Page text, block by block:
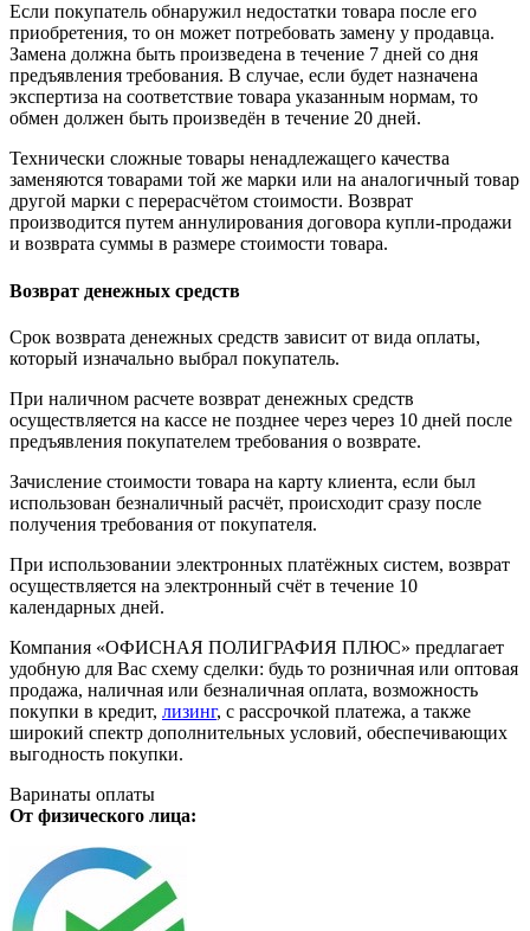
Если покупатель обнаружил недостатки товара после его
приобретения, то он может потребовать замену у продавца.
Замена должна быть произведена в течение 7 дней со дня
предъявления требования. В случае, если будет назначена
экспертиза на соответствие товара указанным нормам, то
обмен должен быть произведён в течение 20 дней.
Технически сложные товары ненадлежащего качества
заменяются товарами той же марки или на аналогичный товар
другой марки с перерасчётом стоимости. Возврат
производится путем аннулирования договора купли-продажи
и возврата суммы в размере стоимости товара.
Возврат денежных средств
Срок возврата денежных средств зависит от вида оплаты,
который изначально выбрал покупатель.
При наличном расчете возврат денежных средств
осуществляется на кассе не позднее через через 10 дней после
предъявления покупателем требования о возврате.
Зачисление стоимости товара на карту клиента, если был
использован безналичный расчёт, происходит сразу после
получения требования от покупателя.
При использовании электронных платёжных систем, возврат
осуществляется на электронный счёт в течение 10
календарных дней.
Компания «ОФИСНАЯ ПОЛИГРАФИЯ ПЛЮС» предлагает
удобную для Вас схему сделки: будь то розничная или оптовая
продажа, наличная или безналичная оплата, возможность
покупки в кредит, лизинг, с рассрочкой платежа, а также
широкий спектр дополнительных условий, обеспечивающих
выгодность покупки.
Варинаты оплаты
От физического лица: